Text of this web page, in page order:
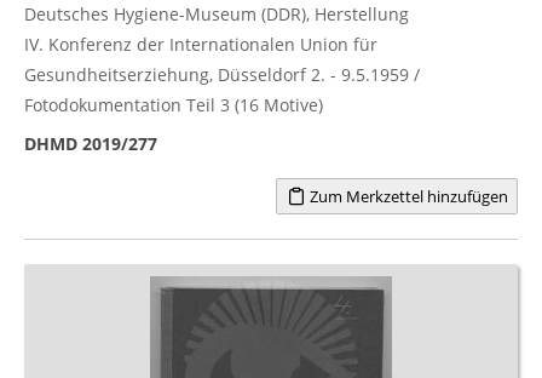
Deutsches Hygiene-Museum (DDR), Herstellung
IV. Konferenz der Internationalen Union für
Gesundheitserziehung, Düsseldorf 2. - 9.5.1959 /
Fotodokumentation Teil 3 (16 Motive)
DHMD 2019/277
Zum Merkzettel hinzufügen